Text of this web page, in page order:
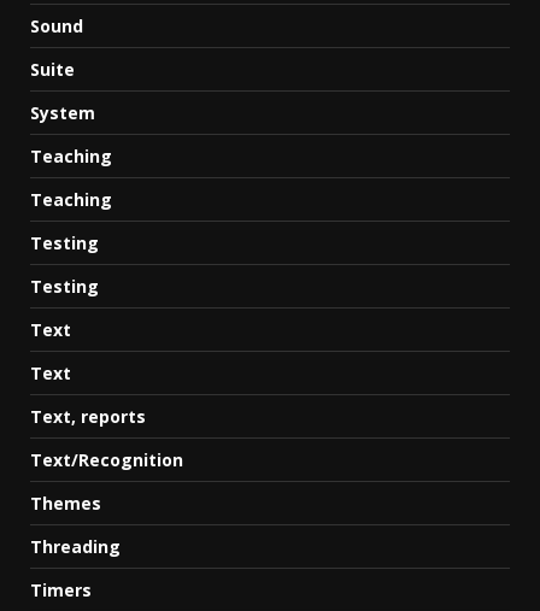
Sound
Suite
System
Teaching
Teaching
Testing
Testing
Text
Text
Text, reports
Text/Recognition
Themes
Threading
Timers